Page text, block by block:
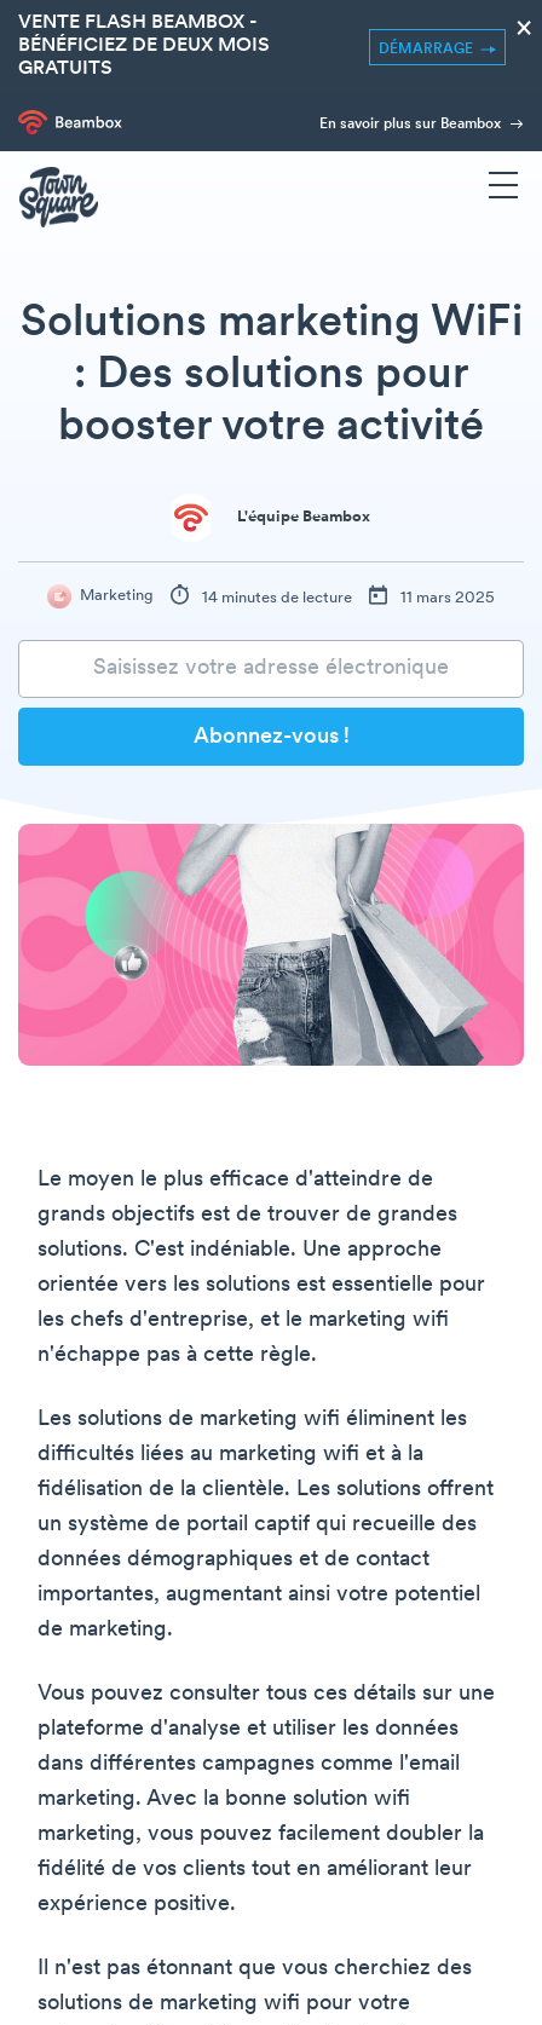
VENTE FLASH BEAMBOX -
BÉNÉFICIEZ DE DEUX MOIS
GRATUITS
DÉMARRAGE
×
En savoir plus sur Beambox
Solutions marketing WiFi
: Des solutions pour
booster votre activité
L'équipe Beambox
Marketing 14 minutes de lecture 11 mars 2025
Le moyen le plus efficace d'atteindre de
grands objectifs est de trouver de grandes
solutions. C'est indéniable. Une approche
orientée vers les solutions est essentielle pour
les chefs d'entreprise, et le marketing wifi
n'échappe pas à cette règle.
Les solutions de marketing wifi éliminent les
difficultés liées au marketing wifi et à la
fidélisation de la clientèle. Les solutions offrent
un système de portail captif qui recueille des
données démographiques et de contact
importantes, augmentant ainsi votre potentiel
de marketing.
Vous pouvez consulter tous ces détails sur une
plateforme d'analyse et utiliser les données
dans différentes campagnes comme l'email
marketing. Avec la bonne solution wifi
marketing, vous pouvez facilement doubler la
fidélité de vos clients tout en améliorant leur
expérience positive.
Il n'est pas étonnant que vous cherchiez des
solutions de marketing wifi pour votre